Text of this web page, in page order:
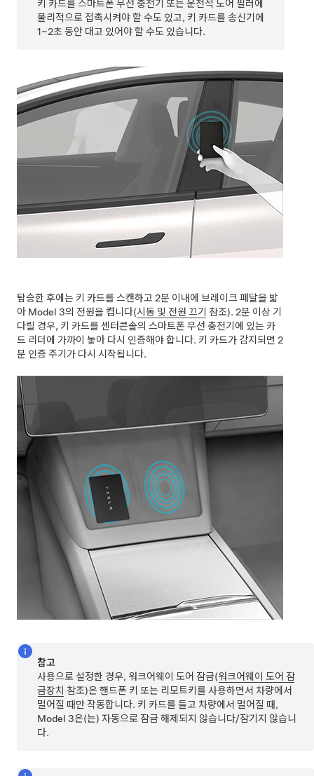
키 카드를 스마트폰 무선 충전기 또는 운전석 도어 필러에
물리적으로 접촉시켜야 할 수도 있고, 키 카드를 송신기에
1~2초 동안 대고 있어야 할 수도 있습니다.
탑승한 후에는 키 카드를 스캔하고 2분 이내에 브레이크 페달을 밟
아 Model 3의 전원을 켭니다(시동 및 전원 끄기 참조). 2분 이상 기
다릴 경우, 키 카드를 센터콘솔의 스마트폰 무선 충전기에 있는 카
드 리더에 가까이 놓아 다시 인증해야 합니다. 키 카드가 감지되면 2
분 인증 주기가 다시 시작됩니다.
참고
사용으로 설정한 경우, 워크어웨이 도어 잠금(워크어웨이 도어 잠
금장치 참조)은 핸드폰 키 또는 리모트키를 사용하면서 차량에서
멀어질 때만 작동합니다. 키 카드를 들고 차량에서 멀어질 때,
Model 3은(는) 자동으로 잠금 해제되지 않습니다/잠기지 않습니
다.